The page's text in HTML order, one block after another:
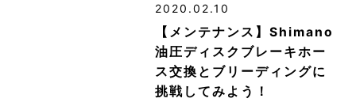
2020.02.10
【メンテナンス】Shimano
油圧ディスクブレーキホー
ス交換とブリーディングに
挑戦してみよう！